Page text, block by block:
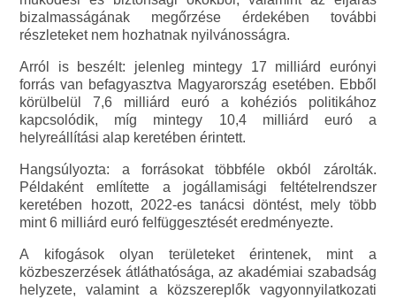
bizalmasságának megőrzése érdekében további
részleteket nem hozhatnak nyilvánosságra.
Arról is beszélt: jelenleg mintegy 17 milliárd eurónyi
forrás van befagyasztva Magyarország esetében. Ebből
körülbelül 7,6 milliárd euró a kohéziós politikához
kapcsolódik, míg mintegy 10,4 milliárd euró a
helyreállítási alap keretében érintett.
Hangsúlyozta: a forrásokat többféle okból zárolták.
Példaként említette a jogállamisági feltételrendszer
keretében hozott, 2022-es tanácsi döntést, mely több
mint 6 milliárd euró felfüggesztését eredményezte.
A kifogások olyan területeket érintenek, mint a
közbeszerzések átláthatósága, az akadémiai szabadság
helyzete, valamint a közszereplők vagyonnyilatkozati